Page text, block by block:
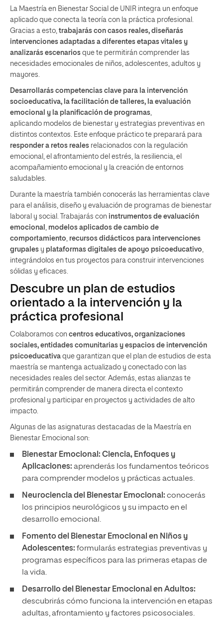
La Maestría en Bienestar Social de UNIR integra un enfoque
aplicado que conecta la teoría con la práctica profesional.
Gracias a esto, trabajarás con casos reales, diseñarás
intervenciones adaptadas a diferentes etapas vitales y
analizarás escenarios que te permitirán comprender las
necesidades emocionales de niños, adolescentes, adultos y
mayores.
Desarrollarás competencias clave para la intervención
socioeducativa, la facilitación de talleres, la evaluación
emocional y la planificación de programas,
aplicando modelos de bienestar y estrategias preventivas en
distintos contextos. Este enfoque práctico te preparará para
responder a retos reales relacionados con la regulación
emocional, el afrontamiento del estrés, la resiliencia, el
acompañamiento emocional y la creación de entornos
saludables.
Durante la maestría también conocerás las herramientas clave
para el análisis, diseño y evaluación de programas de bienestar
laboral y social. Trabajarás con instrumentos de evaluación
emocional , modelos aplicados de cambio de
comportamiento, recursos didácticos para intervenciones
grupales y plataformas digitales de apoyo psicoeducativo,
integrándolos en tus proyectos para construir intervenciones
sólidas y eficaces.
Descubre un plan de estudios
orientado a la intervención y la
práctica profesional
Colaboramos con centros educativos, organizaciones
sociales, entidades comunitarias y espacios de intervención
psicoeducativa que garantizan que el plan de estudios de esta
maestría se mantenga actualizado y conectado con las
necesidades reales del sector. Además, estas alianzas te
permitirán comprender de manera directa el contexto
profesional y participar en proyectos y actividades de alto
impacto.
Algunas de las asignaturas destacadas de la Maestría en
Bienestar Emocional son:
Bienestar Emocional: Ciencia, Enfoques y
Aplicaciones: aprenderás los fundamentos teóricos
para comprender modelos y prácticas actuales.
Neurociencia del Bienestar Emocional: conocerás
los principios neurológicos y su impacto en el
desarrollo emocional.
Fomento del Bienestar Emocional en Niños y
Adolescentes: formularás estrategias preventivas y
programas específicos para las primeras etapas de
la vida.
Desarrollo del Bienestar Emocional en Adultos:
descubrirás cómo funciona la intervención en etapas
adultas, afrontamiento y factores psicosociales.